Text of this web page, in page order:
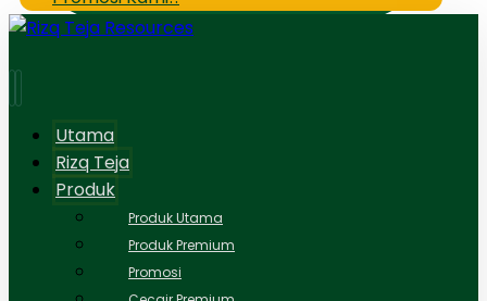
Utama
Rizq Teja
Produk
Produk Utama
Produk Premium
Promosi